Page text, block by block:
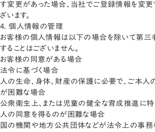
す変更があった場合、当社でご登録情報を変
ざいます。
4. 個人情報の管理
お客様の個人情報は以下の場合を除いて第三
することはございません。
お客様の同意がある場合
法令に基づく場合
人の生命、身体、財産の保護に必要で、ご本人
が困難な場合
公衆衛生上、または児童の健全な育成推進に特
人の同意を得るのが困難な場合
国の機関や地方公共団体などが法令上の事務